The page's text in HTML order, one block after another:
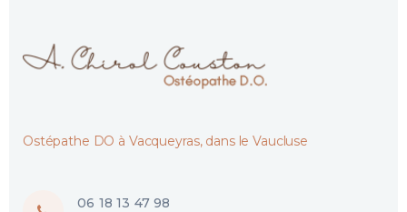
Ostépathe DO à Vacqueyras, dans le Vaucluse
06 18 13 47 98